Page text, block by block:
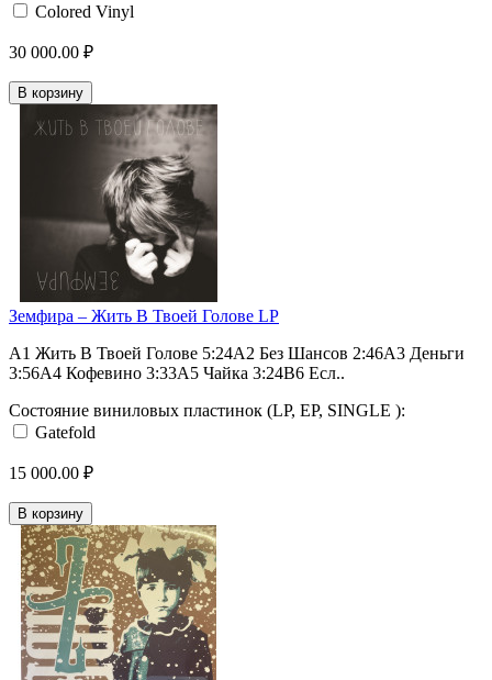
Colored Vinyl
30 000.00 ₽
В корзину
Земфира – Жить В Твоей Голове LP
A1 Жить В Твоей Голове 5:24A2 Без Шансов 2:46A3 Деньги
3:56A4 Кофевино 3:33A5 Чайка 3:24B6 Есл..
Состояние виниловых пластинок (LP, EP, SINGLE ):
Gatefold
15 000.00 ₽
В корзину